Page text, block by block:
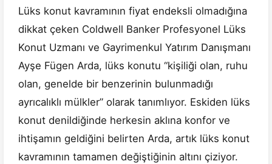
Lüks konut kavramının fiyat endeksli olmadığına
dikkat çeken Coldwell Banker Profesyonel Lüks
Konut Uzmanı ve Gayrimenkul Yatırım Danışmanı
Ayşe Fügen Arda, lüks konutu “kişiliği olan, ruhu
olan, genelde bir benzerinin bulunmadığı
ayrıcalıklı mülkler” olarak tanımlıyor. Eskiden lüks
konut denildiğinde herkesin aklına konfor ve
ihtişamın geldiğini belirten Arda, artık lüks konut
kavramının tamamen değiştiğinin altını çiziyor.